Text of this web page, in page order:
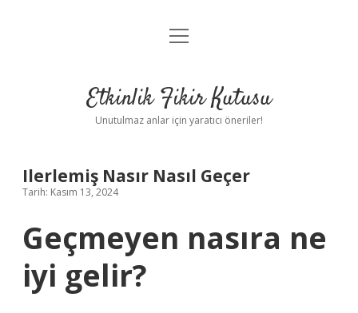
Anasayfa
Yasal Uyarı
menüyü
Etkinlik Fikir Kutusu
Unutulmaz anlar için yaratıcı öneriler!
Ilerlemiş Nasır Nasıl Geçer
Tarih: Kasım 13, 2024
Geçmeyen nasıra ne
iyi gelir?